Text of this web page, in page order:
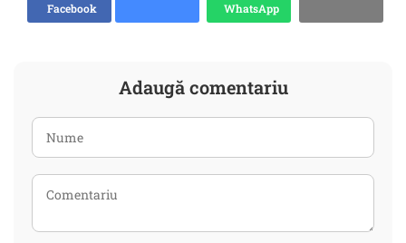
Facebook
WhatsApp
Adaugă comentariu